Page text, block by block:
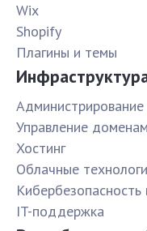
Wix
Shopify
Плагины и темы
Администрирование
Управление
Хостинг
Облачные
Кибербезопасность
IT-поддержка